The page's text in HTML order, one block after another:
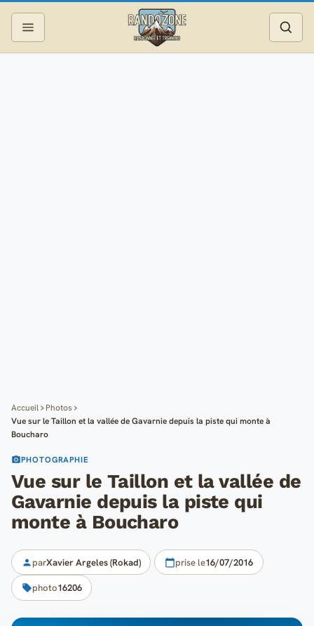
Accueil
Photos
Vue sur le Taillon et la vallée de Gavarnie depuis la piste qui monte à
Boucharo
PHOTOGRAPHIE
Vue sur le Taillon et la vallée de
Gavarnie depuis la piste qui
monte à Boucharo
parXavier Argeles (Rokad) prise le16/07/2016
photo16206